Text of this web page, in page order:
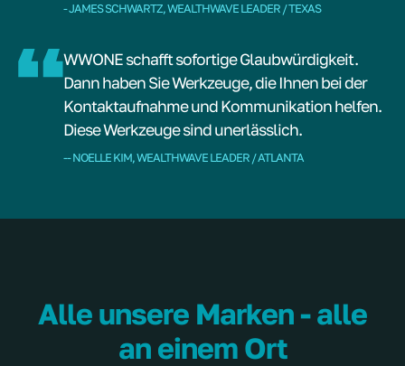
- JAMES SCHWARTZ, WEALTHWAVE LEADER / TEXAS
WWONE schafft sofortige Glaubwürdigkeit.
Dann haben Sie Werkzeuge, die Ihnen bei der
Kontaktaufnahme und Kommunikation helfen.
Diese Werkzeuge sind unerlässlich.
-- NOELLE KIM, WEALTHWAVE LEADER / ATLANTA
Alle unsere Marken - alle
an einem Ort